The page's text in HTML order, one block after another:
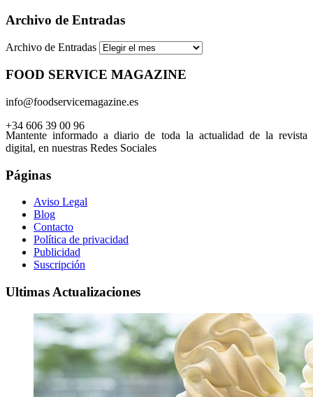
Archivo de Entradas
Archivo de Entradas
FOOD SERVICE MAGAZINE
info@foodservicemagazine.es
+34 606 39 00 96
Mantente informado a diario de toda la actualidad de la revista
digital, en nuestras Redes Sociales
Páginas
Aviso Legal
Blog
Contacto
Política de privacidad
Publicidad
Suscripción
Ultimas Actualizaciones